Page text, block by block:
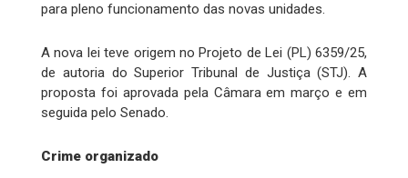
para pleno funcionamento das novas unidades.
A nova lei teve origem no Projeto de Lei (PL) 6359/25,
de autoria do Superior Tribunal de Justiça (STJ). A
proposta foi aprovada pela Câmara em março e em
seguida pelo Senado.
Crime organizado